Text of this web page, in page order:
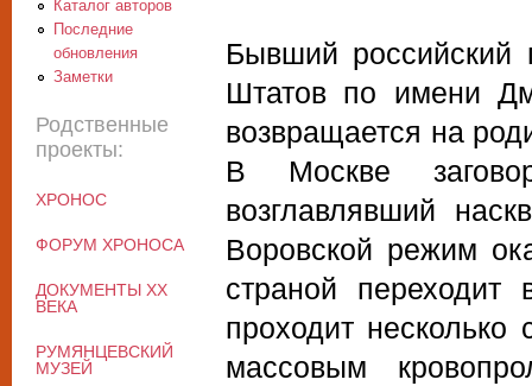
Бывший
Штатов по имени
возвращается на
В Москве
возглавлявший
Воровской режим
страной переходит
проходит несколько
массовым
Каталог авторов
Последние
обновления
Заметки
Родственные
проекты:
ХРОНОС
ФОРУМ ХРОНОСА
ДОКУМЕНТЫ XX
ВЕКА
РУМЯНЦЕВСКИЙ
МУЗЕЙ